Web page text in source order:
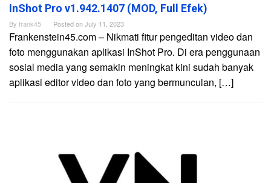
InShot Pro v1.942.1407 (MOD, Full Efek)
By frank45 Posted onJuly 11, 2023
Frankenstein45.com – Nikmati fitur pengeditan video dan
foto menggunakan aplikasi InShot Pro. Di era penggunaan
sosial media yang semakin meningkat kini sudah banyak
aplikasi editor video dan foto yang bermunculan, […]